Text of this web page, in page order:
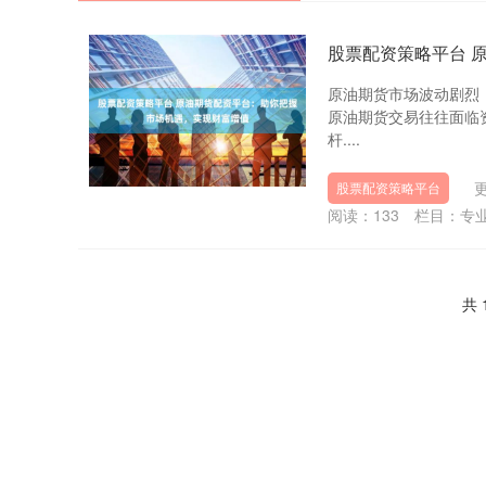
股票配资策略平台
原油期货市场波动剧
原油期货交易往往面
杆....
股票配资策略平台
阅读： 133 栏目： 专
共